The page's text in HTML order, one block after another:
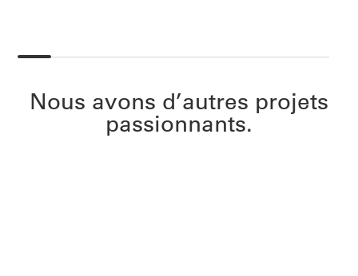
Nous avons d’autres projets
passionnants.